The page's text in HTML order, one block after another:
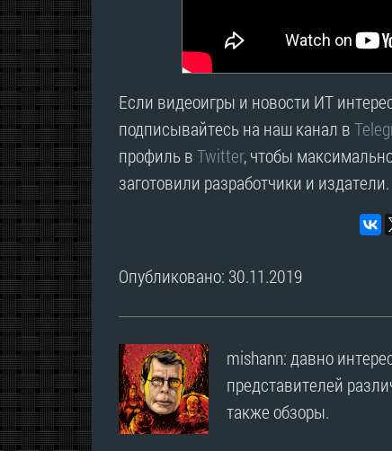
Если видеоигры и новости ИТ
подписывайтесь на наш канал в
профиль вTwitter, чтобы
заготовили разработчики и издатели.
Опубликовано: 30.11.2019
mishann: давно
представителей
также обзоры.